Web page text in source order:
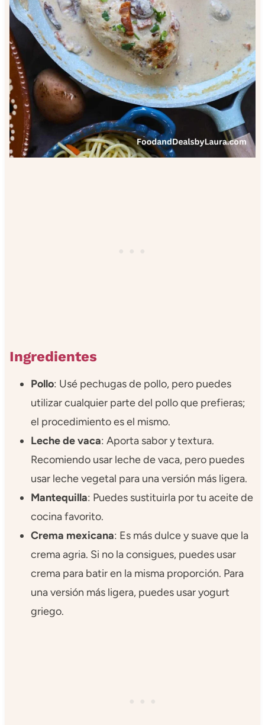
Ingredientes
Pollo: Usé pechugas de pollo, pero puedes
utilizar cualquier parte del pollo que prefieras;
el procedimiento es el mismo.
Leche de vaca: Aporta sabor y textura.
Recomiendo usar leche de vaca, pero puedes
usar leche vegetal para una versión más ligera.
Mantequilla: Puedes sustituirla por tu aceite de
cocina favorito.
Crema mexicana: Es más dulce y suave que la
crema agria. Si no la consigues, puedes usar
crema para batir en la misma proporción. Para
una versión más ligera, puedes usar yogurt
griego.